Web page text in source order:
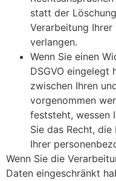
statt der
Verarbeitung
verlangen.
Wenn Sie einen
DSGVO eingelegt
zwischen Ihren
vorgenommen
feststeht, wessen
Sie das Recht,
Ihrer
Wenn Sie die
Daten eingeschränkt